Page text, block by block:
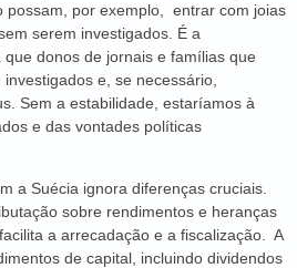
possam, por exemplo, entrar com joias
serem investigados. É a
donos de jornais e famílias que
e, se necessário,
Sem a estabilidade, estaríamos à
e das vontades políticas
a Suécia ignora diferenças cruciais.
sobre rendimentos e heranças
a arrecadação e a fiscalização. A
de capital, incluindo dividendos